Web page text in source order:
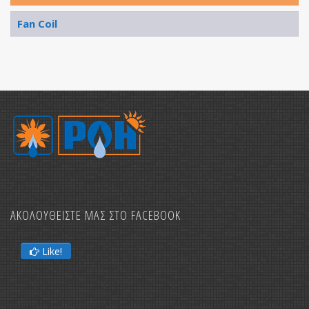
Fan Coil
ΑΚΟΛΟΥΘΕΙΣΤΕ ΜΑΣ ΣΤΟ FACEBOOK
Like!